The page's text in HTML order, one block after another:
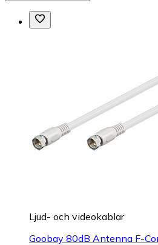
Ljud- och videokablar
Goobay 80dB Antenna F-